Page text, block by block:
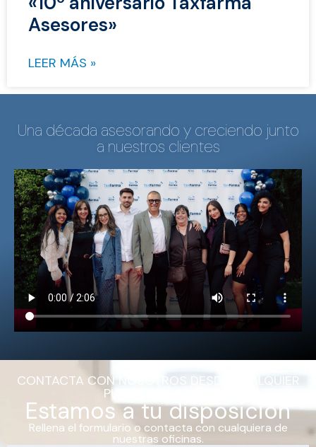
Asesores»
LEER MÁS »
Una década asesorando y creciendo junto
a nuestros clientes
CONTACTA CON NOSOTROS DESDE CUALQUIER
PUNTO DE ESPAÑA
Estamos a tu disposición
Rellena el formulario o contacta con cualquiera de
nuestras oficinas.